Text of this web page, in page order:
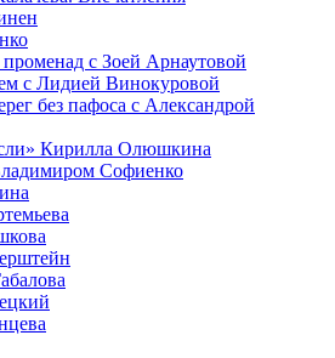
с Зоей Арнаутовой
с Лидией Винокуровой
без пафоса с Александрой
Кирилла Олюшкина
Софиенко